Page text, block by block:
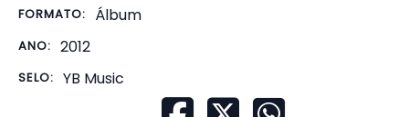
FORMATO: Álbum
ANO: 2012
SELO: YB Music